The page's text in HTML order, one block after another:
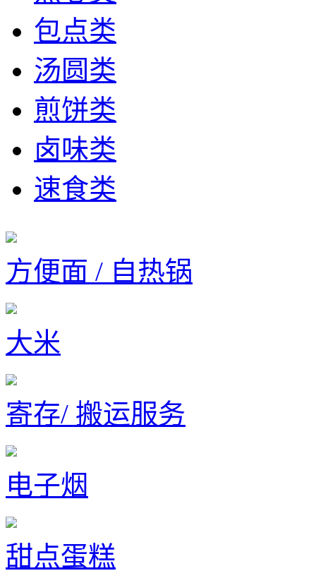
包点类
汤圆类
煎饼类
卤味类
速食类
方便面 / 自热锅
大米
寄存/ 搬运服务
电子烟
甜点蛋糕